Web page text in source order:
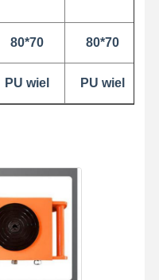
80*70 80*70
PU wiel PU wiel